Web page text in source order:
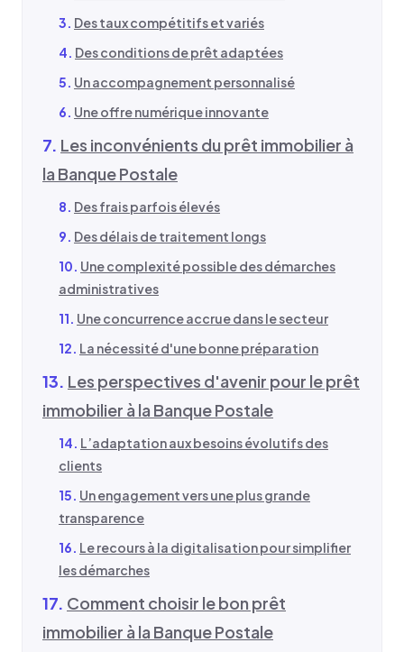
Des taux compétitifs et variés
Des conditions de prêt adaptées
Un accompagnement personnalisé
Une offre numérique innovante
Les inconvénients du prêt immobilier à
la Banque Postale
Des frais parfois élevés
Des délais de traitement longs
Une complexité possible des démarches
administratives
Une concurrence accrue dans le secteur
La nécessité d'une bonne préparation
Les perspectives d'avenir pour le prêt
immobilier à la Banque Postale
L’adaptation aux besoins évolutifs des
clients
Un engagement vers une plus grande
transparence
Le recours à la digitalisation pour simplifier
les démarches
Comment choisir le bon prêt
immobilier à la Banque Postale